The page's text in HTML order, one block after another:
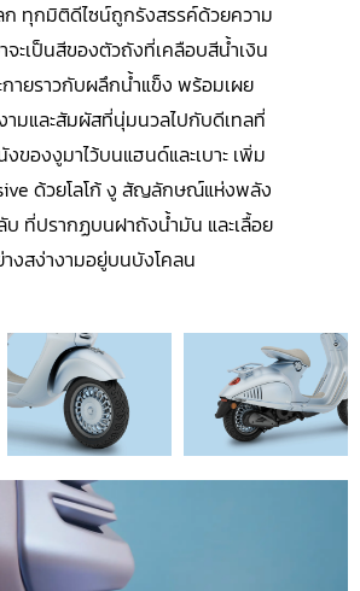
ก ทุกมิติดีไซน์ถูกรังสรรค์ด้วยความ
จะเป็นสีของตัวถังที่เคลือบสีน้ำเงิน
กายราวกับผลึกน้ำแข็ง พร้อมเผย
ามและสัมผัสที่นุ่มนวลไปกับดีเทลที่
ของงูมาไว้บนแฮนด์และเบาะ เพิ่ม
ด้วยโลโก้ งู สัญลักษณ์แห่งพลัง
บ ที่ปรากฏบนฝาถังน้ำมัน และเลื้อย
งสง่างามอยู่บนบังโคลน